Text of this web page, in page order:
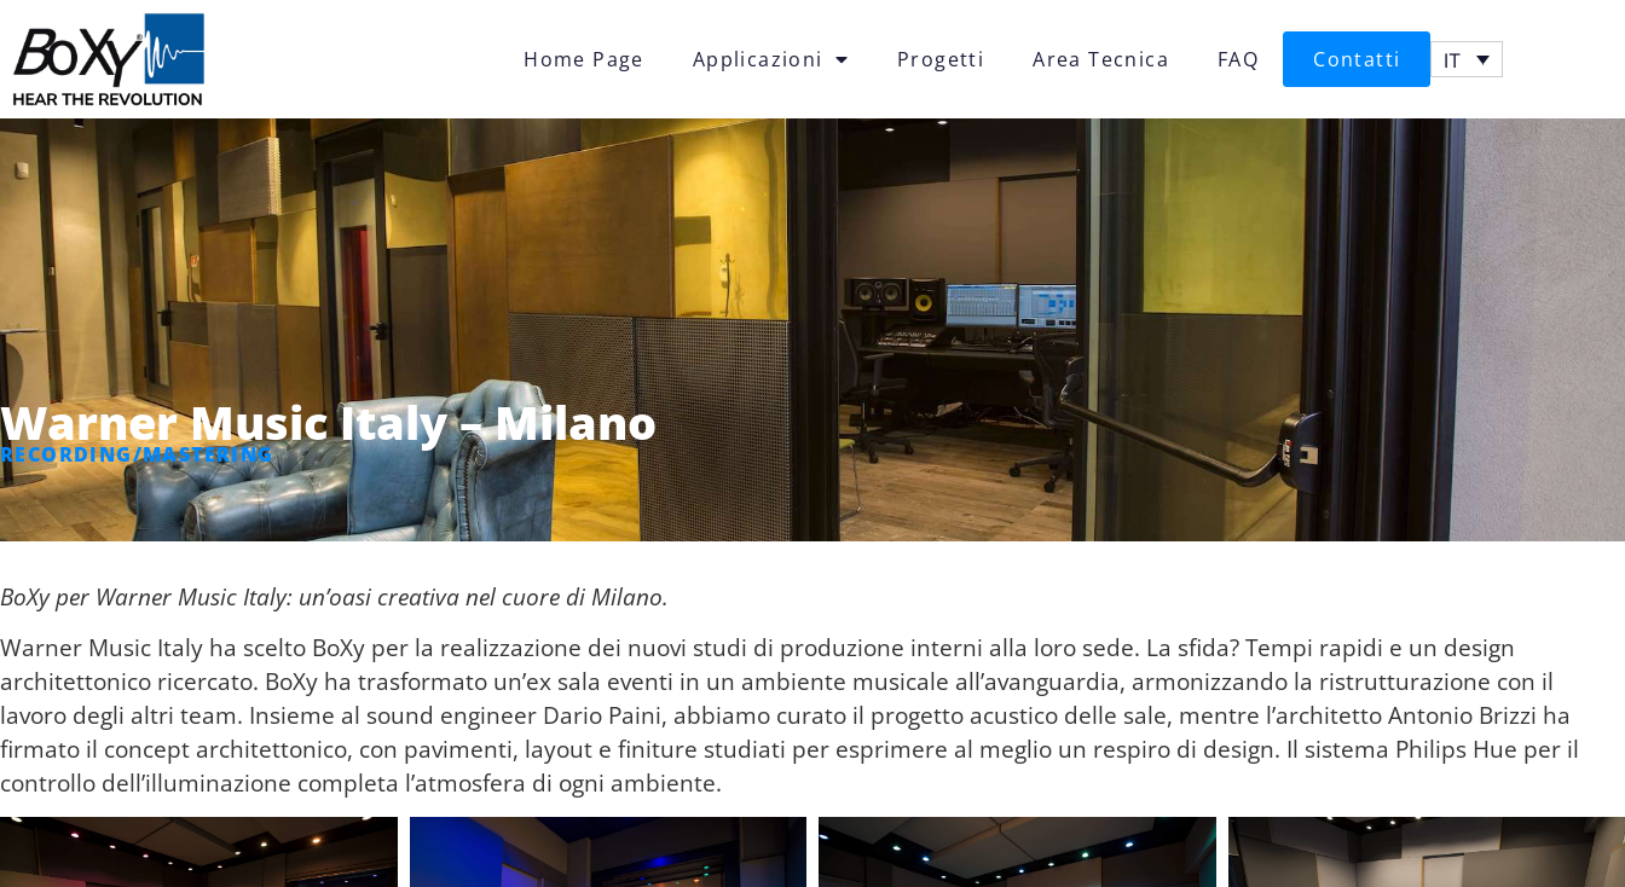
Home Page Applicazioni Progetti Area Tecnica FAQ Contatti IT
Warner Music Italy – Milano
RECORDING/MASTERING
BoXy per Warner Music Italy: un’oasi creativa nel cuore di Milano.
Warner Music Italy ha scelto BoXy per la realizzazione dei nuovi studi di produzione interni alla loro sede. La sfida? Tempi rapidi e un design
architettonico ricercato. BoXy ha trasformato un’ex sala eventi in un ambiente musicale all’avanguardia, armonizzando la ristrutturazione con il
lavoro degli altri team. Insieme al sound engineer Dario Paini, abbiamo curato il progetto acustico delle sale, mentre l’architetto Antonio Brizzi ha
firmato il concept architettonico, con pavimenti, layout e finiture studiati per esprimere al meglio un respiro di design. Il sistema Philips Hue per il
controllo dell’illuminazione completa l’atmosfera di ogni ambiente.